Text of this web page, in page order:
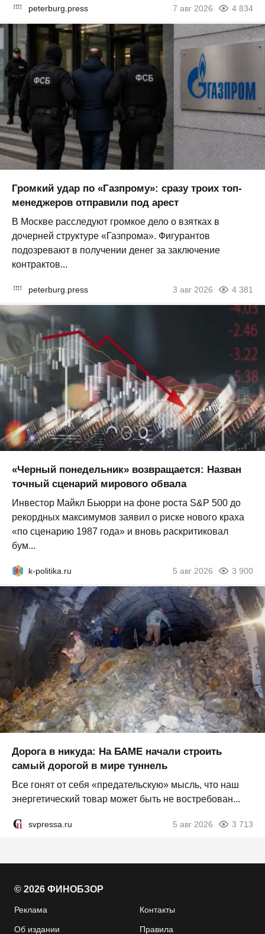
peterburg.press 7 авг 2026 4 834
Громкий удар по «Газпрому»: сразу троих топ-
менеджеров отправили под арест
В Москве расследуют громкое дело о взятках в
дочерней структуре «Газпрома». Фигурантов
подозревают в получении денег за заключение
контрактов...
peterburg.press 3 авг 2026 4 381
«Черный понедельник» возвращается: Назван
точный сценарий мирового обвала
Инвестор Майкл Бьюрри на фоне роста S&P 500 до
рекордных максимумов заявил о риске нового краха
«по сценарию 1987 года» и вновь раскритиковал
бум...
k-politika.ru 5 авг 2026 3 900
Дорога в никуда: На БАМЕ начали строить
самый дорогой в мире туннель
Все гонят от себя «предательскую» мысль, что наш
энергетический товар может быть не востребован...
svpressa.ru 5 авг 2026 3 713
© 2026 ФИНОБЗОР
Реклама Контакты
Об издании Правила